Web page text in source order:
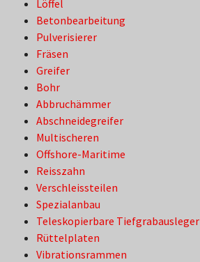
Löffel
Betonbearbeitung
Pulverisierer
Fräsen
Greifer
Bohr
Abbruchämmer
Abschneidegreifer
Multischeren
Offshore-Maritime
Reisszahn
Verschleissteilen
Spezialanbau
Teleskopierbare Tiefgrabausleger
Rüttelplaten
Vibrationsrammen